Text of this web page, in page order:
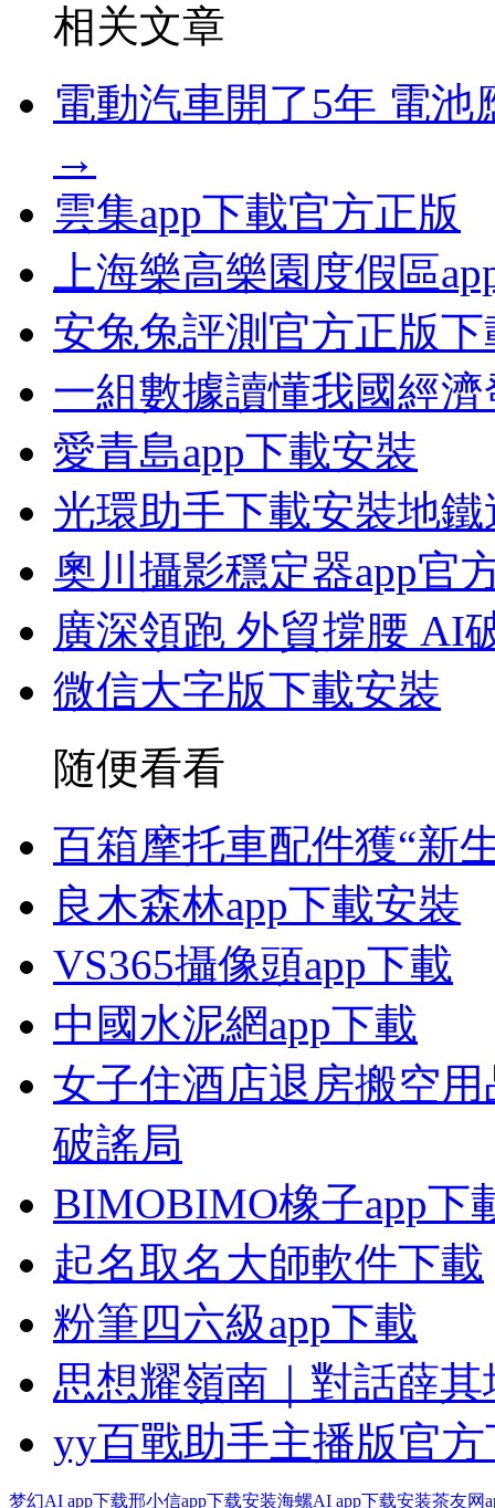
相关文章
電動汽車開了5年 電
→
雲集app下載官方正版
上海樂高樂園度假區
安兔兔評測官方正版下
一組數據讀懂我國經
愛青島app下載安裝
光環助手下載安裝地鐵
奧川攝影穩定器app官
廣深領跑 外貿撐腰 AI
微信大字版下載安裝
随便看看
百箱摩托車配件獲“新
良木森林app下載安裝
VS365攝像頭app下載
中國水泥網app下載
女子住酒店退房搬空
破謠局
BIMOBIMO橡子app下
起名取名大師軟件下載
粉筆四六級app下載
思想耀嶺南｜對話薛
yy百戰助手主播版官
梦幻AI app下载邢小信app下载安装海螺AI app下载安装茶友网